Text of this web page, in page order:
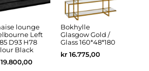
lounge
Left
D93 H78
Black
Bokhylle
Glasgow Gold /
Glass 160*48*180
kr 16.775,00